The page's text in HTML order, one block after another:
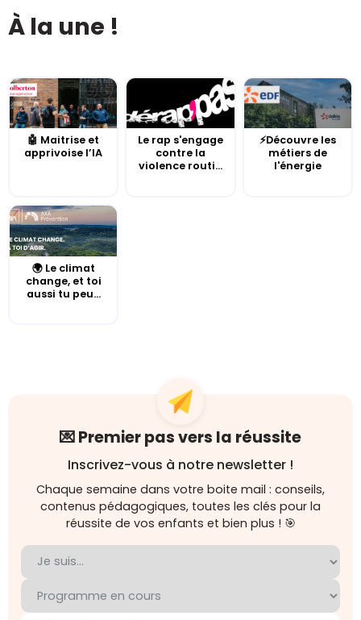
À la une !
🤖 Maitrise et
apprivoise l’IA
Le rap s'engage
contre la
violence routi...
⚡Découvre les
métiers de
l'énergie
🌍 Le climat
change, et toi
aussi tu peu...
💌 Premier pas vers la réussite
Inscrivez-vous à notre newsletter !
Chaque semaine dans votre boite mail : conseils,
contenus pédagogiques, toutes les clés pour la
réussite de vos enfants et bien plus ! 🎯